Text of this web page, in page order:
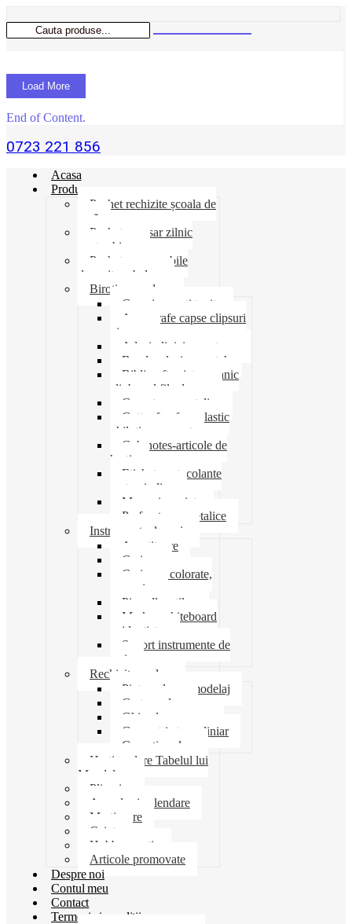
Load More
End of Content.
0723 221 856
Acasa
Produse
Pachet rechizite școala de
vară
Pachet necesar zilnic
pentru birou
Pachet consumabile
depozit-ambalare
Birotica-produse
Cosuri suporti tavite
Ace agrafe capse clipsuri
pioneze
Adeziv lipici corectoare
Banda adeziva-scotch
Biblioraft caiet mecanic
clipboard file dosare
Capsatoare metalice
Cutter foarfeca elastic
ghilotina magnet
Cub notes-articole de
hartie
Etichete autocolante
carton indigo
Mape si serviete
Perforatoare metalice
Instrumente de scris
Ascutitoare
Carioca
Creioane colorate,
mecanice
Pix roller stilou
Marker whiteboard
evidentiator
Suport instrumente de
scris
Rechizite scolare
Pictura desen modelaj
Creta scolara
Ghiozdane penare
Geometrie trusa liniar
Coperti scolare
Harti scolare Tabelul lui
Mendeleev
Plicuri
Agende si calendare
Martisoare
Caiete
Hobby creatie
Articole promovate
Despre noi
Contul meu
Contact
Termeni si conditii